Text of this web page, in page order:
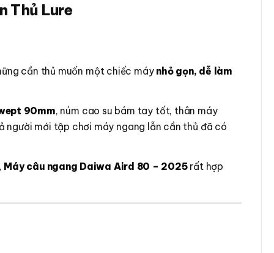
Thủ Lure
cần thủ muốn một chiếc máynhỏ gọn, dễ làm
90mm, núm cao su bám tay tốt, thân máy
người mới tập chơi máy ngang lẫn cần thủ đã có
Máy câu ngang Daiwa Aird 80 – 2025rất hợp